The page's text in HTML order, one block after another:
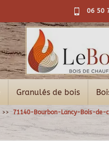
06 50
Granulés de bois
71140-Bourbon-Lancy-Bois-